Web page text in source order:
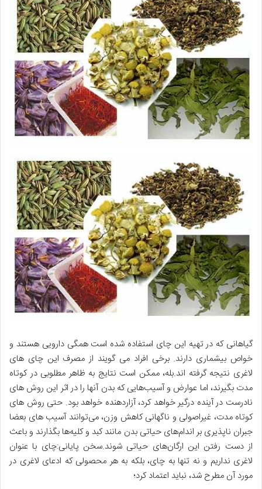
گیاهانی که در تهیه این چای استفاده شده است همگی دارویی هستند و
خواص بیشماری دارند. برخی افراد می گویند از مصرف این چای های
لاغری نتیجه گرفته اند.بله، ممکن است نتایج به ظاهر مطلوبی در کوتاه
مدت بگیرند، اما عوارض و آسیب‌هایی که بدن آنها را در اثر این روش های
نادرست در آینده درگیر خواهد کرد، آزاردهنده خواهد بود. حتی روش های
کوتاه مدت، غیراصولی و ناگهانی کاهش وزن، می‌توانند آسیب های بعضا
جبران ناپذیری بر اندام‌های حیاتی بدن مانند کبد و کلیه‌ها بگذارند و باعث
از دست رفتن این ارگان‌های حیاتی شوند.سخن پایانی:چای با عنوان
لاغری نداریم و نه تنها به چای، بلکه به هر محصولی که ادعای لاغری در
مورد آن مطرح شد، نباید اعتماد کرد؛